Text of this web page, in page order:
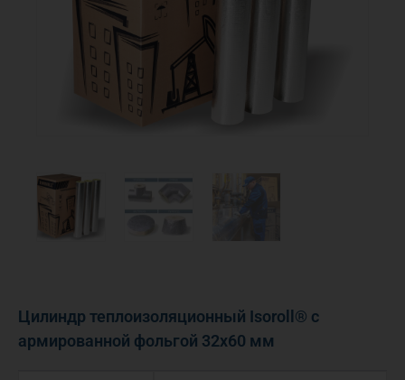
Цилиндр теплоизоляционный Isoroll® с
армированной фольгой 32х60 мм